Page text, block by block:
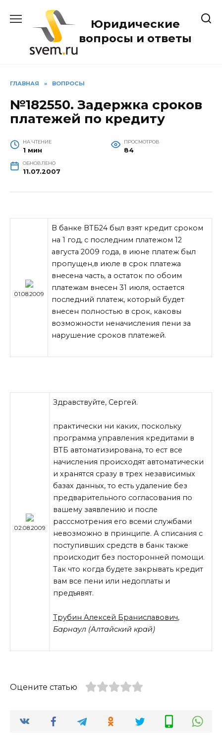
содержанию
Юридические
вопросы и ответы
ГЛАВНАЯ » ВОПРОСЫ
№182550. Задержка сроков
платежей по кредиту
НА ЧТЕНИЕ
1 мин
ПРОСМОТРОВ
84
ОБНОВЛЕНО
11.07.2007
01.08.2009
В банке ВТБ24 был взят кредит сроком
на 1 год, с последним платежом 12
августа 2009 года, в июне платеж был
пропущен,в июле в срок платежа
внесена часть, а остаток по обоим
платежам внесен 31 июля, остается
последний платеж, который будет
внесен полностью в срок, каковы
возможности неначисления пени за
нарушение сроков платежей.
02.08.2009
Здравствуйте, Сергей.
практически ни каких, поскольку
программа управления кредитами в
ВТБ автоматизирована, то ест все
начисления происходят автоматически
и хранятся сразу в трех независимых
базах данных, то есть удаление без
предварительного согласования по
вашему заявлению и после
расссмотрения его всеми службами
невозможно в принципе. А списания с
поступивших средств в банк также
происходит без посторонней помощи.
Так что когда будете закрывать кредит
вам все пени или недоплаты и
предъявят.
Трубин Алексей Браниславович,
Барнаул (Алтайский край)
Оцените статью